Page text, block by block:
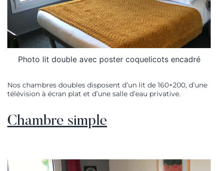
Photo lit double avec poster coquelicots encadré
Nos chambres doubles disposent d’un lit de 160×200, d’une
télévision à écran plat et d’une salle d’eau privative.
Chambre simple